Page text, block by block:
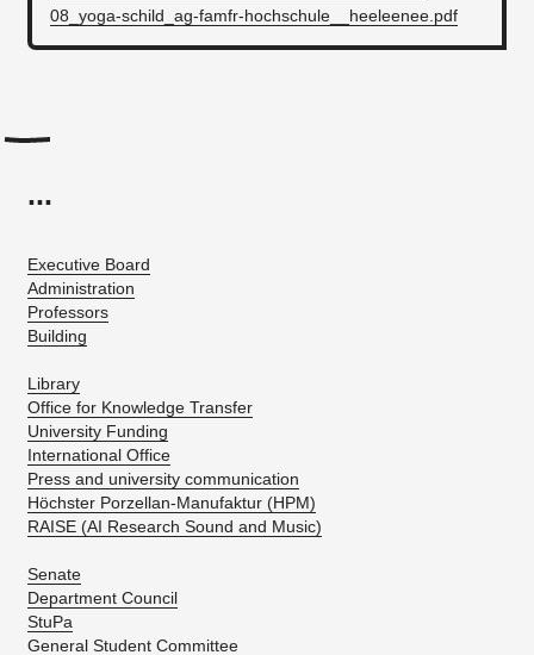
08_yoga-schild_ag-famfr-hochschule__heeleenee.pdf
...
Executive Board
Administration
Professors
Building
Library
Office for Knowledge Transfer
University Funding
International Office
Press and university communication
Höchster Porzellan-Manufaktur (HPM)
RAISE (AI Research Sound and Music)
Senate
Department Council
StuPa
General Student Committee